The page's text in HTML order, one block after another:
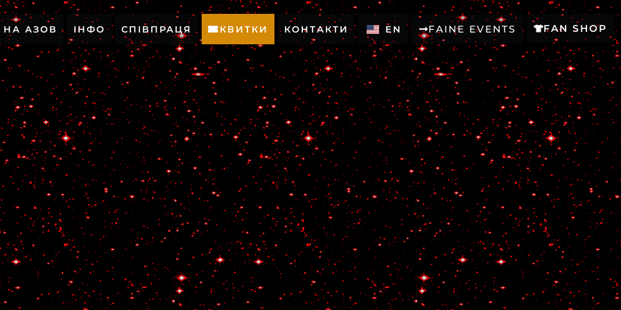
НА АЗОВ ІНФО СПІВПРАЦЯ КВИТКИ КОНТАКТИ EN FAINE EVENTS FAN SHOP